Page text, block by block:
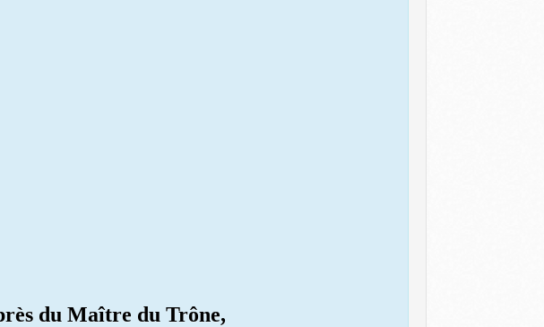
du Maître du Trône,